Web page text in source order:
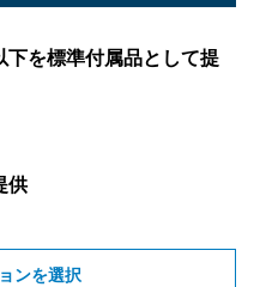
を標準付属品として提
供
ンを選択